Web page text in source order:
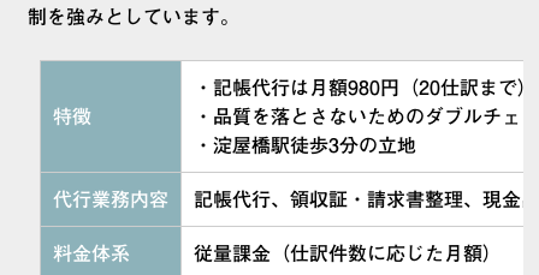
制を強みとしています。
特徴
・記帳代行は月額980円（20仕訳まで
・品質を落とさないためのダブルチェ
・淀屋橋駅徒歩3分の立地
代行業務内容 記帳代行、領収証・請求書整理、現金
料金体系 従量課金（仕訳件数に応じた月額）